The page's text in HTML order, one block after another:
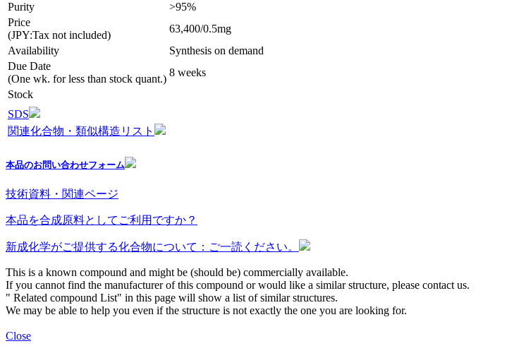
Purity
>95%
Price
(JPY:Tax not included)
63,400/0.5mg
Availability
Synthesis on demand
Due Date
(One wk. for less than stock quant.)
8 weeks
Stock
SDS
関連化合物・類似構造リスト
本品のお問い合わせフォーム
技術資料・関連ページ
本品を合成原料としてご利用ですか？
新成化学がご提供する化合物について：ご一読ください。
This is a known compound and might be (should be) commercially available.
If you cannot find the manufacturer of this compound or would like a similar structure, please contact us.
" Related compound List" in this page will show a list of similar structures.
We may be able to help you even if the structure is not exactly the one you are looking for.
Close